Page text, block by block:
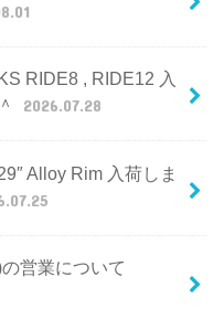
RIDE8 , RIDE12 入
2026.07.28
Alloy Rim 入荷しま
営業について